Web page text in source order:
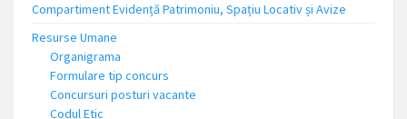
Compartiment Evidență Patrimoniu, Spațiu Locativ și Avize
Resurse Umane
Organigrama
Formulare tip concurs
Concursuri posturi vacante
Codul Etic